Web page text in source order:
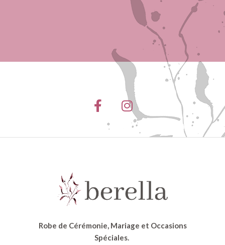
Robe de Cérémonie, Mariage et Occasions
Spéciales.